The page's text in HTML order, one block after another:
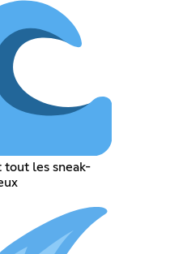
tout les sneak-